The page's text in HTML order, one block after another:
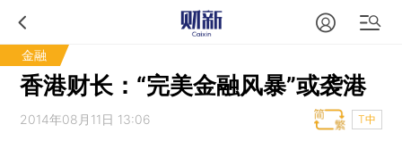
金融
香港财长：“完美金融风暴”或袭港
2014年08月11日 13:06 T中